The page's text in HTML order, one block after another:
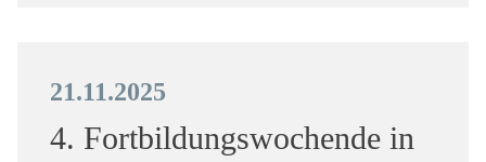
21.11.2025
4. Fortbildungswochende in